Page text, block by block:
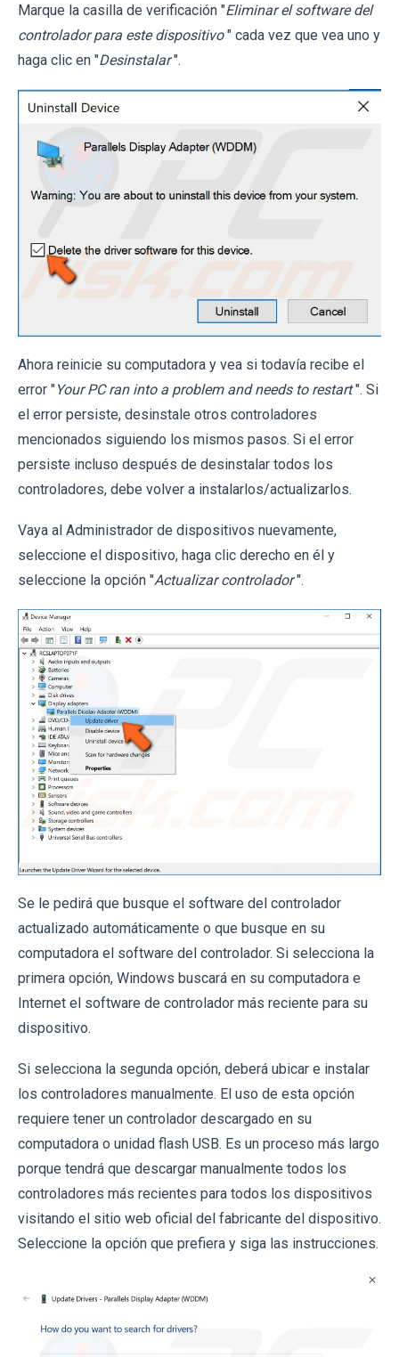
Marque la casilla de verificación "Eliminar el software del
controlador para este dispositivo " cada vez que vea uno y
haga clic en "Desinstalar ".
Ahora reinicie su computadora y vea si todavía recibe el
error "Your PC ran into a problem and needs to restart ". Si
el error persiste, desinstale otros controladores
mencionados siguiendo los mismos pasos. Si el error
persiste incluso después de desinstalar todos los
controladores, debe volver a instalarlos/actualizarlos.
Vaya al Administrador de dispositivos nuevamente,
seleccione el dispositivo, haga clic derecho en él y
seleccione la opción "Actualizar controlador ".
Se le pedirá que busque el software del controlador
actualizado automáticamente o que busque en su
computadora el software del controlador. Si selecciona la
primera opción, Windows buscará en su computadora e
Internet el software de controlador más reciente para su
dispositivo.
Si selecciona la segunda opción, deberá ubicar e instalar
los controladores manualmente. El uso de esta opción
requiere tener un controlador descargado en su
computadora o unidad flash USB. Es un proceso más largo
porque tendrá que descargar manualmente todos los
controladores más recientes para todos los dispositivos
visitando el sitio web oficial del fabricante del dispositivo.
Seleccione la opción que prefiera y siga las instrucciones.